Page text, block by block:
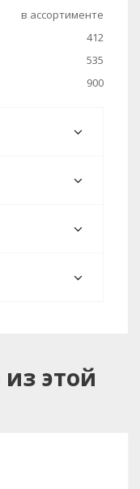
в ассортименте
412
535
900
этой